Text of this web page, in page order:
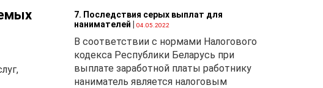
7. Последствия серых выплат для
нанимателей
04.05.2022
В соответствии с нормами Налогового
кодекса Республики Беларусь при
выплате заработной платы работнику
наниматель является налоговым